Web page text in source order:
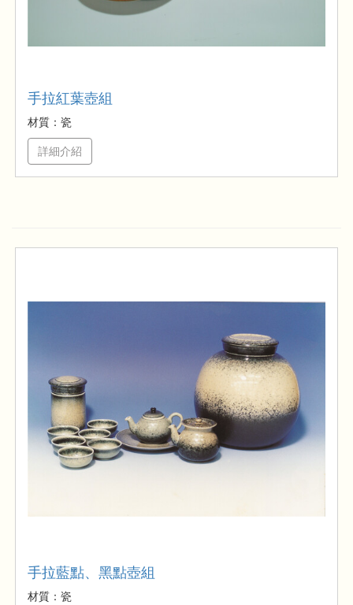
手拉紅葉壺組
材質：瓷
詳細介紹
手拉藍點、黑點壺組
材質：瓷